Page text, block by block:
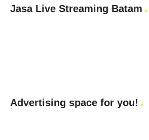
Jasa Live Streaming Batam
Advertising space for you!